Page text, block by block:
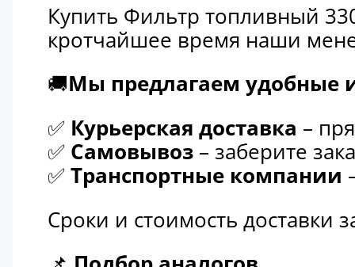
Купить Фильтр топливный
кротчайшее время наши
🚚Мы предлагаем удобные
✅ Курьерская доставка –
✅ Самовывоз – заберите
✅ Транспортные компании
Сроки и стоимость доставки